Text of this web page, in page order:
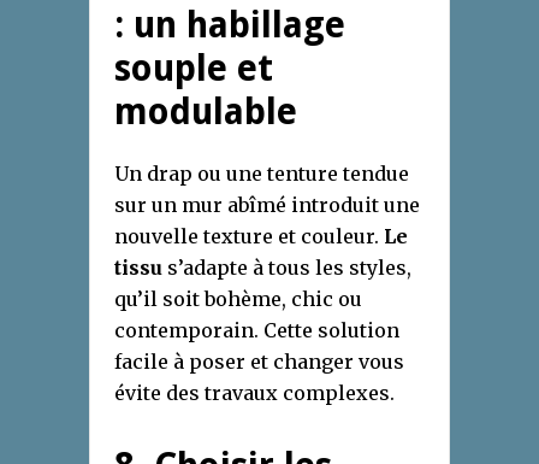
: un habillage
souple et
modulable
Un drap ou une tenture tendue
sur un mur abîmé introduit une
nouvelle texture et couleur. Le
tissu s’adapte à tous les styles,
qu’il soit bohème, chic ou
contemporain. Cette solution
facile à poser et changer vous
évite des travaux complexes.